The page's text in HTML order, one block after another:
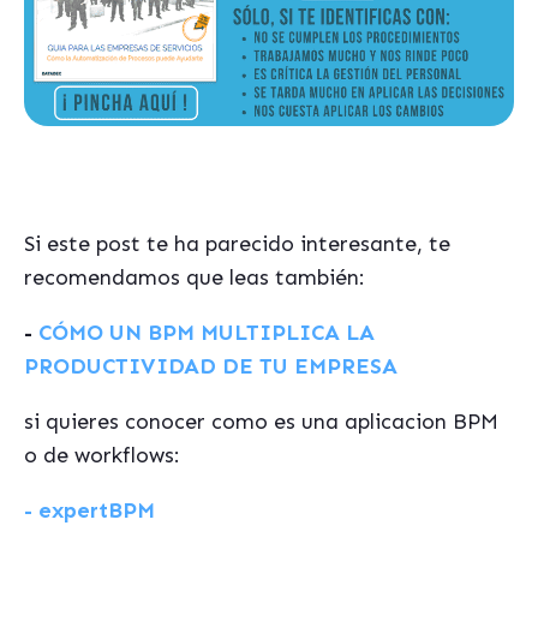
Si este post te ha parecido interesante, te
recomendamos que leas también:
- CÓMO UN BPM MULTIPLICA LA
PRODUCTIVIDAD DE TU EMPRESA
si quieres conocer como es una aplicacion BPM
o de workflows:
- expertBPM